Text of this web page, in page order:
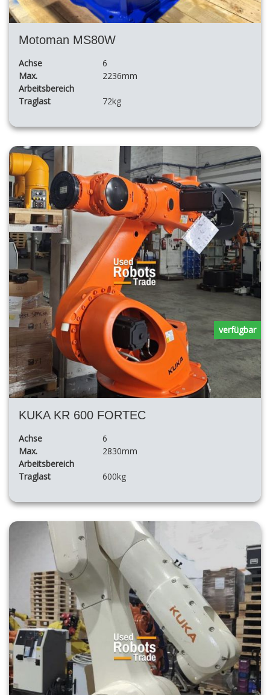
Motoman MS80W
Achse
6
Max.
Arbeitsbereich
2236mm
Traglast 72kg
KUKA KR 600 FORTEC
Achse
6
Max.
Arbeitsbereich
2830mm
Traglast 600kg
verfügbar